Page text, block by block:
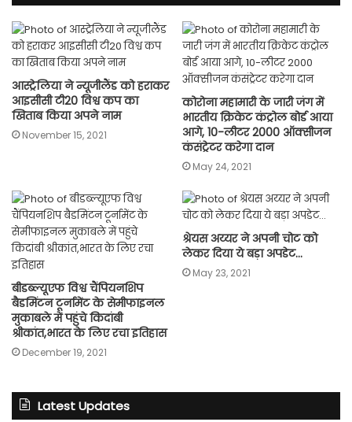
आस्ट्रेलिया ने न्यूजीलैंड को हराकर
आइसीसी टी20 विश्व कप का
खिताब किया अपने नाम
November 15, 2021
कोरोना महामारी के जारी जंग में
भारतीय क्रिकेट कंट्रोल बोर्ड आया
आगे, 10-लीटर 2000 ऑक्सीजन
कंसंट्रेटर करेगा दान
May 24, 2021
बीडब्ल्यूएफ विश्व चैंपियनशिप
बैडमिंटन टूर्नामेंट के सेमीफाइनल
मुकाबले में पहुंचे किदांबी
श्रीकांत,भारत के लिए रचा इतिहास
December 19, 2021
श्रेयस अय्यर ने अपनी चोट को
लेकर दिया ये बड़ा अपडेट…
May 23, 2021
Latest Updates